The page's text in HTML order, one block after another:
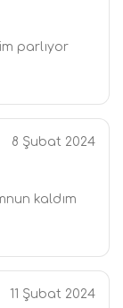
parlıyor
8 Şubat 2024
kaldım
11 Şubat 2024